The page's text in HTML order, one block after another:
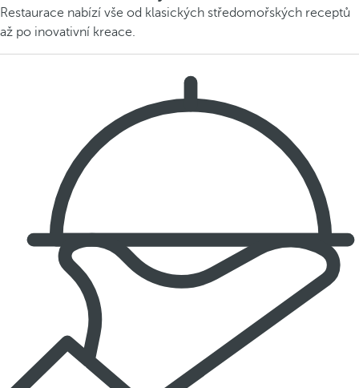
Restaurace nabízí vše od klasických středomořských receptů
až po inovativní kreace.